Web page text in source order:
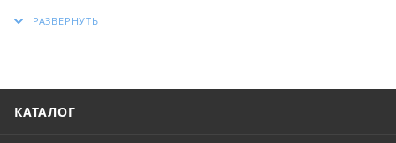
эффектным блеском.
воздействиям. Также, она оснащена клапаном для
удобства использования.
КАТАЛОГ